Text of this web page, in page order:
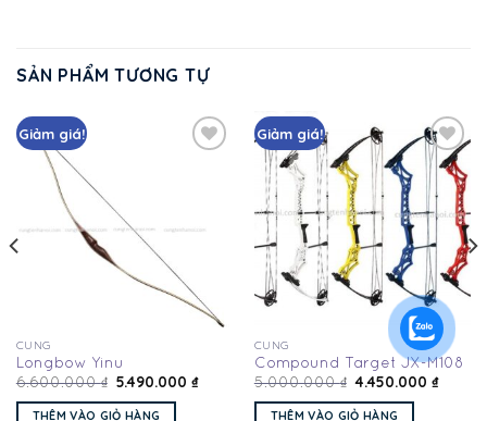
SẢN PHẨM TƯƠNG TỰ
Giảm giá!
CUNG
Longbow Yinu
6.600.000₫ 5.490.000 ₫
THÊM VÀO GIỎ HÀNG
Giảm giá!
Add
wishlist
CUNG
Compound Target JX-M108
5.000.000₫ 4.450.000 ₫
THÊM VÀO GIỎ HÀNG